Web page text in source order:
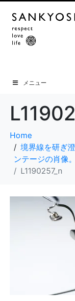
メニュー
Home
境界線を研ぎ
ンテージの肖像。
L1190257_n